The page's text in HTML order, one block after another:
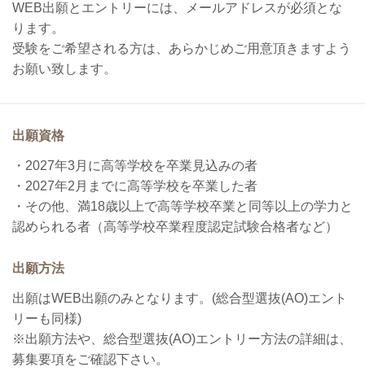
WEB出願とエントリーには、メールアドレスが必須とな
ります。
受験をご希望される方は、あらかじめご用意頂きますよう
お願い致します。
出願資格
・2027年3月に高等学校を卒業見込みの者
・2027年2月までに高等学校を卒業した者
・その他、満18歳以上で高等学校卒業と同等以上の学力と
認められる者（高等学校卒業程度認定試験合格者など）
出願方法
出願はWEB出願のみとなります。(総合型選抜(AO)エント
リーも同様)
※出願方法や、総合型選抜(AO)エントリー方法の詳細は、
募集要項をご確認下さい。